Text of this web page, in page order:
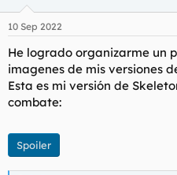
e
:
10 Sep 2022
He logrado organizarme un
imagenes de mis versiones
Esta es mi versión de
combate:
Spoiler